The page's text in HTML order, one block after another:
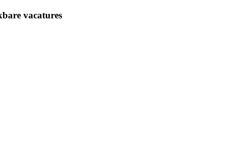
vacatures